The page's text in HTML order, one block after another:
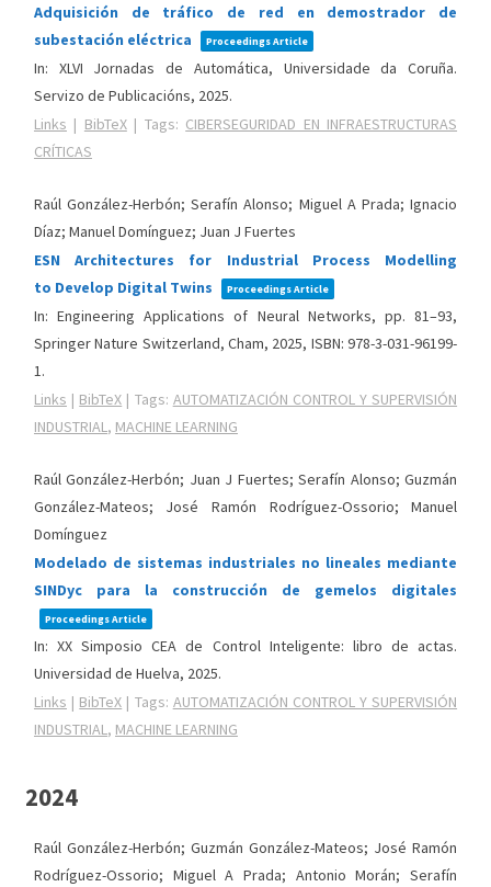
Adquisición de tráfico de red en demostrador de
subestación eléctrica
Proceedings Article
In: XLVI Jornadas de Automática, Universidade da Coruña.
Servizo de Publicacións, 2025.
Links | BibTeX| Tags: CIBERSEGURIDAD EN INFRAESTRUCTURAS
CRÍTICAS
Raúl González-Herbón; Serafín Alonso; Miguel A Prada; Ignacio
Díaz; Manuel Domínguez; Juan J Fuertes
ESN Architectures for Industrial Process Modelling
to Develop Digital Twins
Proceedings Article
In:Engineering Applications of Neural Networks, pp. 81–93,
Springer Nature Switzerland, Cham, 2025, ISBN: 978-3-031-96199-
1 .
Links | BibTeX | Tags: AUTOMATIZACIÓN CONTROL Y SUPERVISIÓN
INDUSTRIAL , MACHINE LEARNING
Raúl González-Herbón; Juan J Fuertes; Serafín Alonso; Guzmán
González-Mateos; José Ramón Rodríguez-Ossorio; Manuel
Domínguez
Modelado de sistemas industriales no lineales mediante
SINDyc para la construcción de gemelos digitales
Proceedings Article
In:XX Simposio CEA de Control Inteligente: libro de actas.
Universidad de Huelva, 2025.
Links | BibTeX | Tags: AUTOMATIZACIÓN CONTROL Y SUPERVISIÓN
INDUSTRIAL , MACHINE LEARNING
2024
Raúl González-Herbón; Guzmán González-Mateos; José Ramón
Rodríguez-Ossorio; Miguel A Prada; Antonio Morán; Serafín